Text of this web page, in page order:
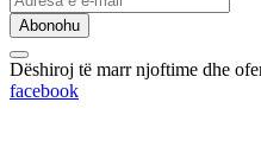
Abonohu
Dëshiroj të marr njoftime dhe
facebook